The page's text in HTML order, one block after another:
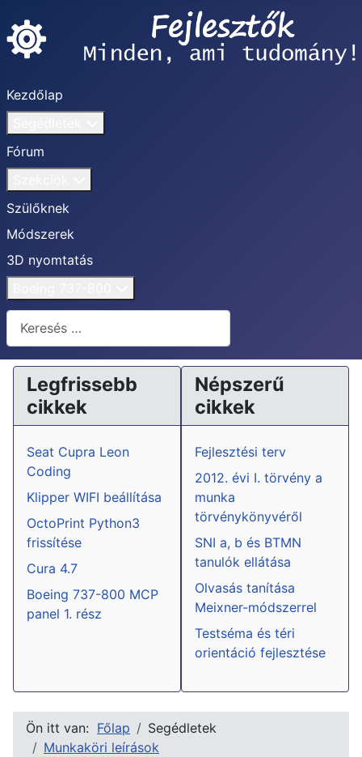
Kezdőlap
Fórum
Szülőknek
Módszerek
3D nyomtatás
Keresés...
Legfrissebb
cikkek
Seat Cupra Leon
Coding
Klipper WIFI beállítása
OctoPrint Python3
frissítése
Cura 4.7
Boeing 737-800 MCP
panel 1. rész
Népszerű
cikkek
Fejlesztési terv
2012. évi I. törvény a
munka
törvénykönyvéről
SNI a, b és BTMN
tanulók ellátása
Olvasás tanítása
Meixner-módszerrel
Testséma és téri
orientáció fejlesztése
Ön itt van: Főlap
Segédletek
Munkaköri leírások